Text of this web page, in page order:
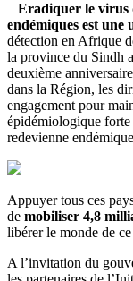
Eradiquer le virus
endémiques est une
détection en Afrique
la province du Sindh
deuxième
dans la Région, les
engagement pour
épidémiologique
redevienne
Appuyer tous ces
de mobiliser 4,8
libérer le monde de
A l’invitation du